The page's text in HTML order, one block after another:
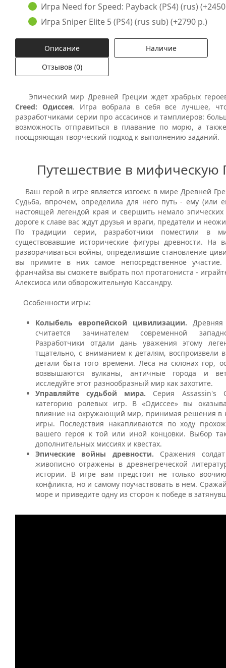
Игра Need for Speed: Payback (PS4) (rus)
Игра Sniper Elite 5 (PS4) (rus sub) (+2790 р.)
Описание
Наличие
Отзывов (0)
Эпический мир Древней Греции ждет храбрых
Creed: Одиссея. Игра вобрала в себя все лучшее,
разработчиками серии про ассасинов и тамплиеров:
возможность отправиться в плавание по морю, а
поощряющая творческий подход к выполнению заданий.
Путешествие в мифическую
Ваш герой в игре является изгоем: в мире Древней
Судьба, впрочем, определила для него путь - ему (или
настоящей легендой края и свершить немало
дороге к славе вас ждут друзья и враги, предатели и
По традиции серии, разработчики поместили в
существовавшие исторические фигуры древности. На
разворачиваться войны, определившие становление
вы примите в них самое непосредственное
франчайза вы сможете выбрать пол протагониста -
Алексиоса или обворожительную Кассандру.
Особенности игры:
Колыбель европейской цивилизации.
считается зачинателем современной
Разработчики отдали дань уважения этому
тщательно, с вниманием к деталям, воспроизвели
детали быта того времени. Леса на склонах гор,
возвышаются вулканы, античные города и
исследуйте этот разнообразный мир как захотите.
Управляйте судьбой мира. Серия Assassin's
категорию ролевых игр. В «Одиссее» вы
влияние на окружающий мир, принимая решения в
игры. Последствия накапливаются по ходу
вашего героя к той или иной концовки. Выбор
дополнительных миссиях и квестах.
Эпические войны древности. Сражения
живописно отражены в древнегреческой
истории. В игре вам предстоит не только
конфликта, но и самому поучаствовать в нем.
море и приведите одну из сторон к победе в